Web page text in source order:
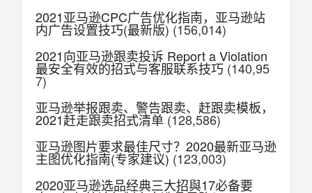
2021亚马逊CPC广告优化指南，亚马逊站
内广告设置技巧(最新版)(156,014)
2021向亚马逊跟卖投诉 Report a Violation
最安全有效的招式与客服联系技巧 (140,95
7)
亚马逊举报跟卖、警告跟卖、赶跟卖模板，
2021赶走跟卖招式清单(128,586)
亚马逊图片要求最佳尺寸？2020最新亚马逊
主图优化指南(专家建议) (123,003)
2020亚马逊选品经典三大招與17必备要